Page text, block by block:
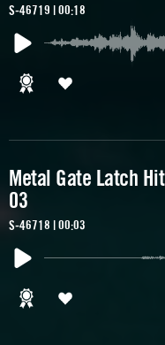
S-46719 | 00:18
Metal Gate Latch Hit
03
S-46718 | 00:03